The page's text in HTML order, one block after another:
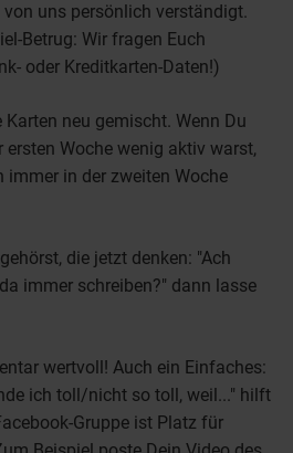
uns persönlich verständigt.
Betrug: Wir fragen Euch
oder Kreditkarten-Daten!)
Karten neu gemischt. Wenn Du
Woche wenig aktiv warst,
immer in der zweiten Woche
die jetzt denken: "Ach
immer schreiben?" dann lasse
wertvoll! Auch ein Einfaches:
ich toll/nicht so toll, weil..." hilft
Gruppe ist Platz für